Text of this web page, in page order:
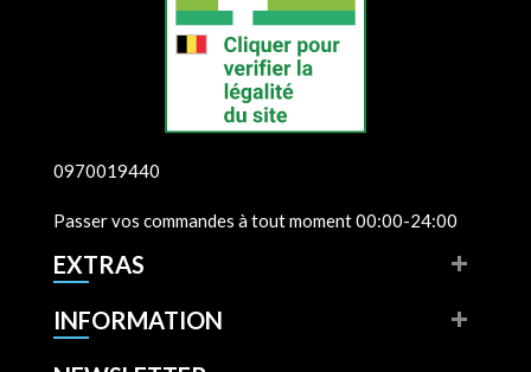
0970019440
Passer vos commandes à tout moment 00:00-24:00
EXTRAS
INFORMATION